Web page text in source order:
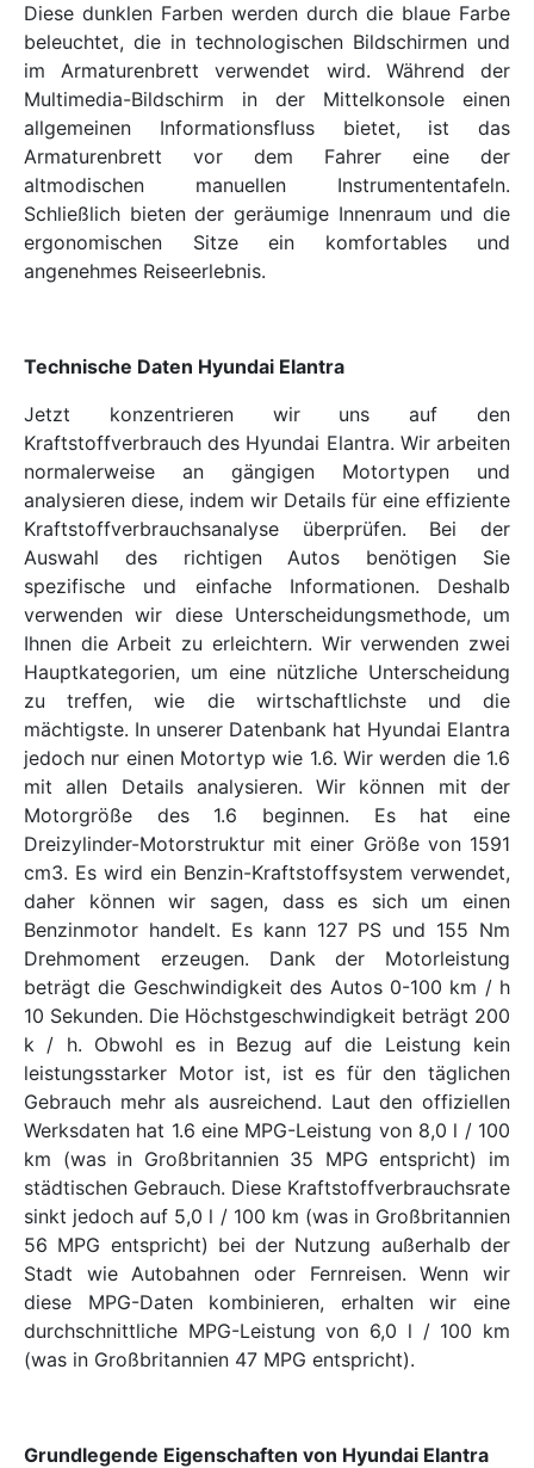
Diese dunklen Farben werden durch die blaue Farbe
beleuchtet, die in technologischen Bildschirmen und
im Armaturenbrett verwendet wird. Während der
Multimedia-Bildschirm in der Mittelkonsole einen
allgemeinen Informationsfluss bietet, ist das
Armaturenbrett vor dem Fahrer eine der
altmodischen manuellen Instrumententafeln.
Schließlich bieten der geräumige Innenraum und die
ergonomischen Sitze ein komfortables und
angenehmes Reiseerlebnis.
Technische Daten Hyundai Elantra
Jetzt konzentrieren wir uns auf den
Kraftstoffverbrauch des Hyundai Elantra. Wir arbeiten
normalerweise an gängigen Motortypen und
analysieren diese, indem wir Details für eine effiziente
Kraftstoffverbrauchsanalyse überprüfen. Bei der
Auswahl des richtigen Autos benötigen Sie
spezifische und einfache Informationen. Deshalb
verwenden wir diese Unterscheidungsmethode, um
Ihnen die Arbeit zu erleichtern. Wir verwenden zwei
Hauptkategorien, um eine nützliche Unterscheidung
zu treffen, wie die wirtschaftlichste und die
mächtigste. In unserer Datenbank hat Hyundai Elantra
jedoch nur einen Motortyp wie 1.6. Wir werden die 1.6
mit allen Details analysieren. Wir können mit der
Motorgröße des 1.6 beginnen. Es hat eine
Dreizylinder-Motorstruktur mit einer Größe von 1591
cm3. Es wird ein Benzin-Kraftstoffsystem verwendet,
daher können wir sagen, dass es sich um einen
Benzinmotor handelt. Es kann 127 PS und 155 Nm
Drehmoment erzeugen. Dank der Motorleistung
beträgt die Geschwindigkeit des Autos 0-100 km / h
10 Sekunden. Die Höchstgeschwindigkeit beträgt 200
k / h. Obwohl es in Bezug auf die Leistung kein
leistungsstarker Motor ist, ist es für den täglichen
Gebrauch mehr als ausreichend. Laut den offiziellen
Werksdaten hat 1.6 eine MPG-Leistung von 8,0 l / 100
km (was in Großbritannien 35 MPG entspricht) im
städtischen Gebrauch. Diese Kraftstoffverbrauchsrate
sinkt jedoch auf 5,0 l / 100 km (was in Großbritannien
56 MPG entspricht) bei der Nutzung außerhalb der
Stadt wie Autobahnen oder Fernreisen. Wenn wir
diese MPG-Daten kombinieren, erhalten wir eine
durchschnittliche MPG-Leistung von 6,0 l / 100 km
(was in Großbritannien 47 MPG entspricht).
Grundlegende Eigenschaften von Hyundai Elantra